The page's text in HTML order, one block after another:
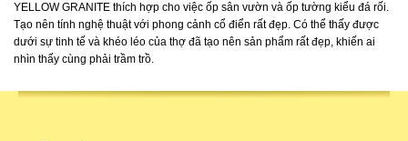
YELLOW GRANITE thích hợp cho việc ốp sân vườn và ốp tường kiểu đá rối.
Tạo nên tính nghệ thuật với phong cảnh cổ điển rất đẹp. Có thể thấy được
dưới sự tinh tế và khéo léo của thợ đã tạo nên sản phẩm rất đẹp, khiến ai
nhìn thấy cùng phải trầm trồ.